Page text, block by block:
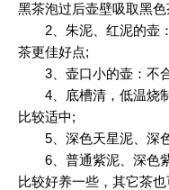
黑茶泡过后壶壁吸取黑
2、朱泥、红泥的壶：
茶更佳好点;
3、壶口小的壶：不
4、底槽清，低温烧制
比较适中;
5、深色天星泥、深色
6、普通紫泥、深色紫
比较好养一些，其它茶